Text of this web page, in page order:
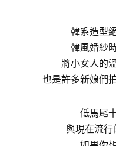
韓系造型
韓風婚紗
將小女人的
也是許多新娘們
低馬尾
與現在流行